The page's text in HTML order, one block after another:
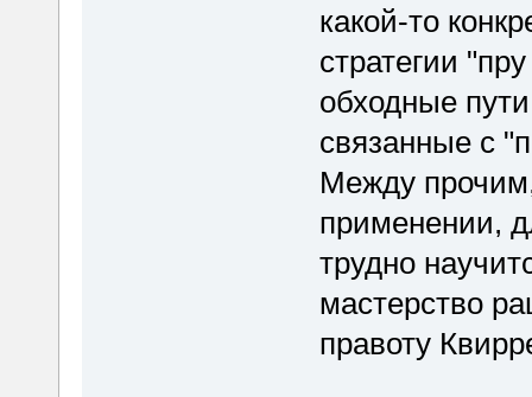
какой-то
стратегии
обходные
связанные с
Между прочим,
применении,
трудно
мастерство
правоту